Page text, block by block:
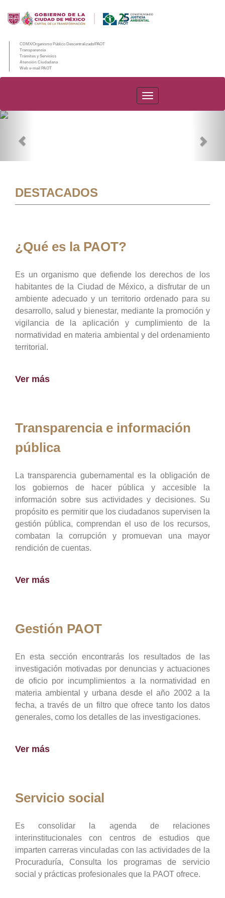
CDMX/Organismo Público Descentralizado/PAOT
Transparencia
Trámites y Servicios
Atención Ciudadana
Web e-mail PAOT
PAOT
DESTACADOS
¿Qué es la PAOT?
Es un organismo que defiende los derechos de los
habitantes de la Ciudad de México, a disfrutar de un
ambiente adecuado y un territorio ordenado para su
desarrollo, salud y bienestar, mediante la promoción y
vigilancia de la aplicación y cumplimiento de la
normatividad en materia ambiental y del ordenamiento
territorial.
Ver más
Transparencia e información
pública
La transparencia gubernamental es la obligación de
los gobiernos de hacer pública y accesible la
información sobre sus actividades y decisiones. Su
propósito es permitir que los ciudadanos supervisen la
gestión pública, comprendan el uso de los recursos,
combatan la corrupción y promuevan una mayor
rendición de cuentas.
Ver más
Gestión PAOT
En esta sección encontrarás los resultados de las
investigación motivadas por denuncias y actuaciones
de oficio por incumplimientos a la normatividad en
materia ambiental y urbana desde el año 2002 a la
fecha, a través de un filtro que ofrece tanto los datos
generales, como los detalles de las investigaciones.
Ver más
Servicio social
Es consolidar la agenda de relaciones
interinstitucionales con centros de estudios que
imparten carreras vinculadas con las actividades de la
Procuraduría, Consulta los programas de servicio
social y prácticas profesionales que la PAOT ofrece.